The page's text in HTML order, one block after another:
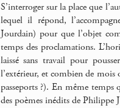
S’interroger sur la place que
lequel il répond,
Jourdain) pour que l’objet
temps des proclamations.
laissé sans travail pour
l’extérieur, et combien de
passeports ?). En même
des poèmes inédits de Philippe